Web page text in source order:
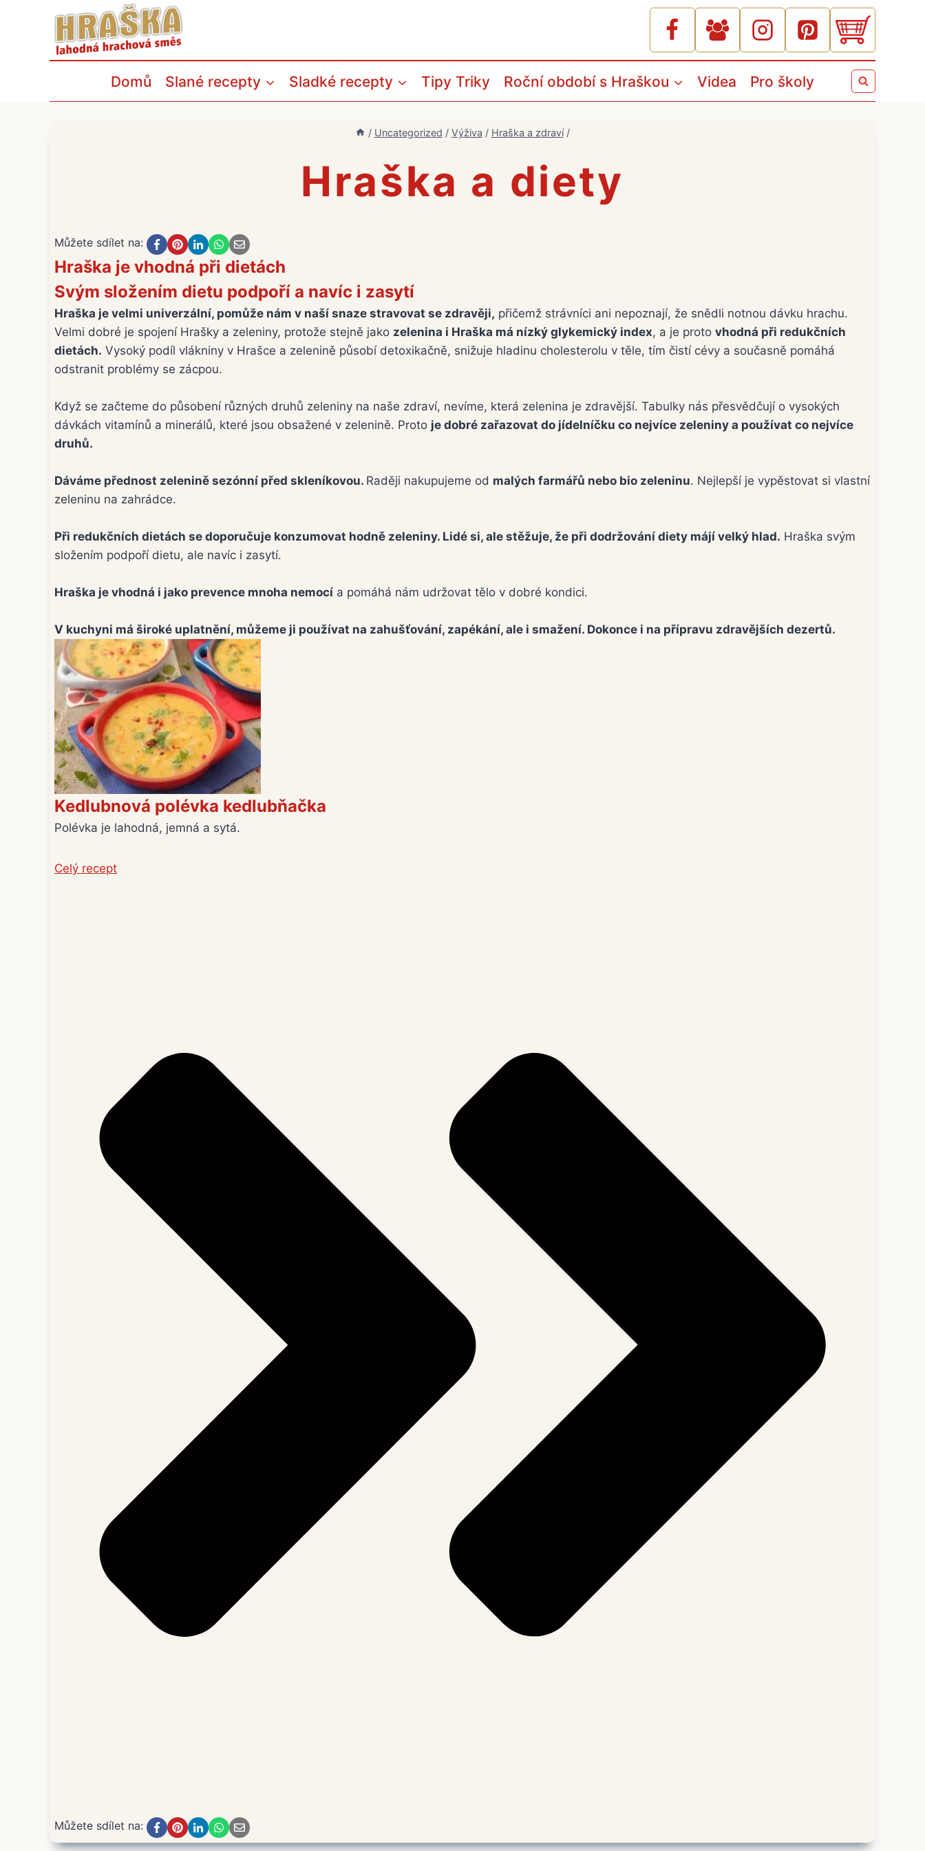
Domů Slané recepty Sladké recepty Tipy Triky Roční období s Hraškou Videa Pro školy
/ Uncategorized / Výživa / Hraška a zdraví /
Hraška a diety
Můžete sdílet na:
Hraška je vhodná při dietách
Svým složením dietu podpoří a navíc i zasytí
Hraška je velmi univerzální, pomůže nám v naší snaze stravovat se zdravěji, přičemž strávníci ani nepoznají, že snědli notnou dávku hrachu.
Velmi dobré je spojení Hrašky a zeleniny, protože stejně jako zelenina i Hraška má nízký glykemický index, a je proto vhodná při redukčních
dietách. Vysoký podíl vlákniny v Hrašce a zelenině působí detoxikačně, snižuje hladinu cholesterolu v těle, tím čistí cévy a současně pomáhá
odstranit problémy se zácpou.
Když se začteme do působení různých druhů zeleniny na naše zdraví, nevíme, která zelenina je zdravější. Tabulky nás přesvědčují o vysokých
dávkách vitamínů a minerálů, které jsou obsažené v zelenině. Proto je dobré zařazovat do jídelníčku co nejvíce zeleniny a používat co nejvíce
druhů.
Dáváme přednost zelenině sezónní před skleníkovou. Raději nakupujeme od malých farmářů nebo bio zeleninu. Nejlepší je vypěstovat si vlastní
zeleninu na zahrádce.
Při redukčních dietách se doporučuje konzumovat hodně zeleniny. Lidé si, ale stěžuje, že při dodržování diety májí velký hlad. Hraška svým
složením podpoří dietu, ale navíc i zasytí.
Hraška je vhodná i jako prevence mnoha nemocí a pomáhá nám udržovat tělo v dobré kondici.
V kuchyni má široké uplatnění, můžeme ji používat na zahušťování, zapékání, ale i smažení. Dokonce i na přípravu zdravějších dezertů.
Kedlubnová polévka kedlubňačka
Polévka je lahodná, jemná a sytá.
Celý recept
Můžete sdílet na: